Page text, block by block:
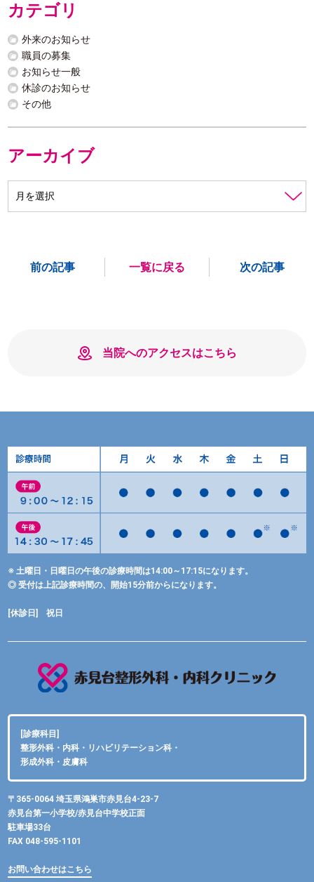
カテゴリ
外来のお知らせ
職員の募集
お知らせ一般
休診のお知らせ
その他
アーカイブ
前の記事 一覧に戻る 次の記事
当院へのアクセスはこちら
※ 土曜日・日曜日の午後の診療時間は14:00～17:15になります。
◎ 受付は上記診療時間の、開始15分前からになります。
[休診日] 祝日
[診療科目]
整形外科・内科・リハビリテーション科・
形成外科・皮膚科
〒365-0064 埼玉県鴻巣市赤見台4-23-7
赤見台第一小学校/赤見台中学校正面
駐車場33台
FAX 048-595-1101
お問い合わせはこちら